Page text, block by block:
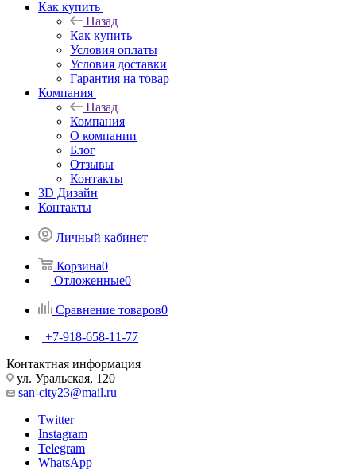
Как купить
Назад
Как купить
Условия оплаты
Условия доставки
Гарантия на товар
Компания
Назад
Компания
О компании
Блог
Отзывы
Контакты
3D Дизайн
Контакты
Личный кабинет
Корзина0
Отложенные0
Сравнение товаров0
+7-918-658-11-77
Контактная информация
ул. Уральская, 120
san-city23@mail.ru
Twitter
Instagram
Telegram
WhatsApp